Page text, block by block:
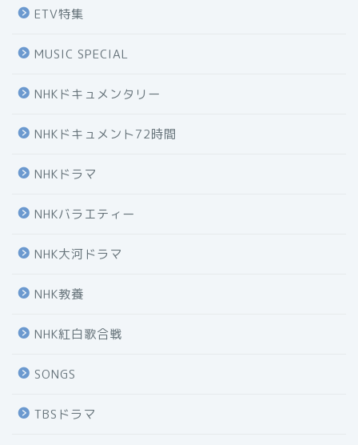
ETV特集
MUSIC SPECIAL
NHKドキュメンタリー
NHKドキュメント72時間
NHKドラマ
NHKバラエティー
NHK大河ドラマ
NHK教養
NHK紅白歌合戦
SONGS
TBSドラマ